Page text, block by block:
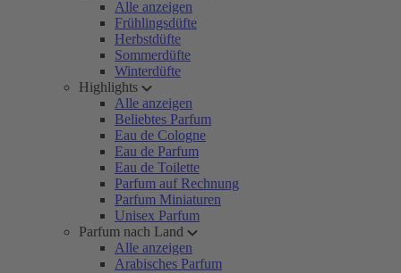
Alle anzeigen
Frühlingsdüfte
Herbstdüfte
Sommerdüfte
Winterdüfte
Highlights
Alle anzeigen
Beliebtes Parfum
Eau de Cologne
Eau de Parfum
Eau de Toilette
Parfum auf Rechnung
Parfum Miniaturen
Unisex Parfum
Parfum nach Land
Alle anzeigen
Arabisches Parfum